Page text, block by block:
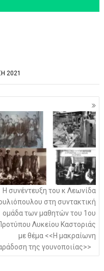
2021
Η συνέντευξη του κ Λεωνίδα
στη συντακτική
ομάδα των μαθητών του 1ου
Λυκείου Καστοριάς
με θέμα <<Η μακραίωνη
της γουνοποιίας>>